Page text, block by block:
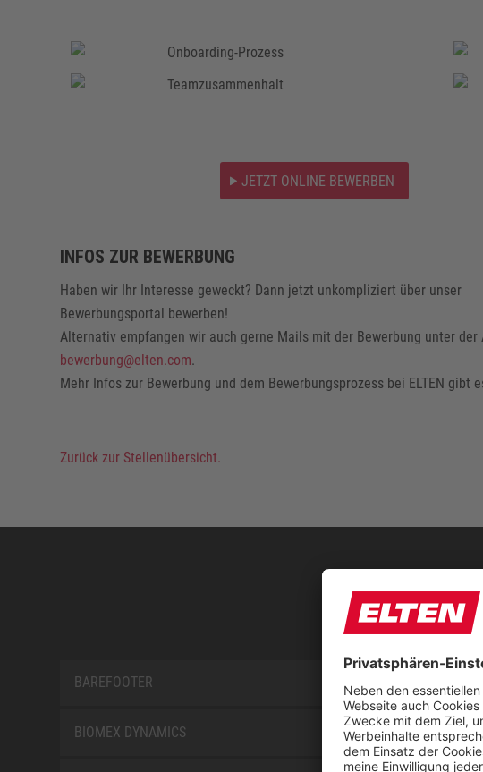
JETZT ONLINE BEWERBEN
INFOS ZUR BEWERBUNG
Haben wir Ihr Interesse geweckt? Dann jetzt unkompliziert über unser
Bewerbungsportal bewerben!
Alternativ empfangen wir auch gerne Mails mit der Bewerbung unter der
bewerbung@elten.com.
Mehr Infos zur Bewerbung und dem Bewerbungsprozess bei ELTEN gibt
Zurück zur Stellenübersicht.
BAREFOOTER
BIOMEX DYNAMICS
FUN